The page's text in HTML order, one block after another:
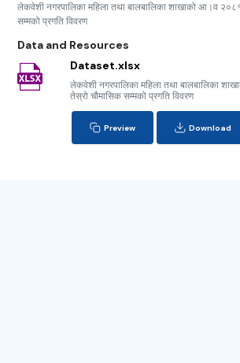
लेकवेशी नगरपालिका महिला तथा बालबालिका शाखाको आ।व
सम्मको प्रगति विवरण
Data and Resources
Dataset.xlsx
लेकवेशी नगरपालिका महिला तथा बालबालिका
तेस्रो चौमासिक सम्मको प्रगति विवरण
Preview Download